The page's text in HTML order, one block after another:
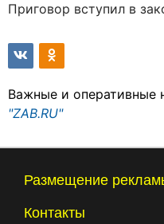
Приговор вступил в
Важные и оперативные
"ZAB.RU"
Размещение
Контакты